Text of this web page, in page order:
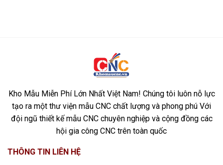
Kho Mẫu Miễn Phí Lớn Nhất Việt Nam! Chúng tôi luôn nỗ lực
tạo ra một thư viện mẫu CNC chất lượng và phong phú Với
đội ngũ thiết kế mẫu CNC chuyên nghiệp và cộng đồng các
hội gia công CNC trên toàn quốc
THÔNG TIN LIÊN HỆ